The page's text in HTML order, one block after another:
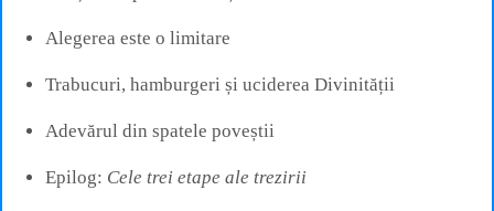
Alegerea este o limitare
Trabucuri, hamburgeri și uciderea Divinității
Adevărul din spatele poveștii
Epilog: Cele trei etape ale trezirii